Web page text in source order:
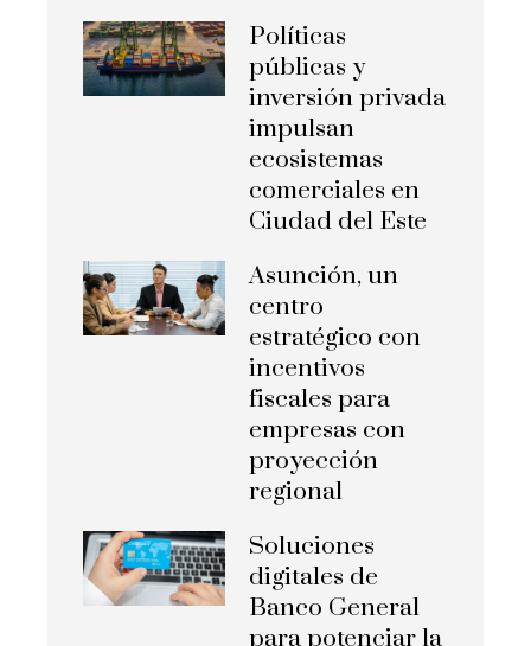
Políticas
públicas y
inversión privada
impulsan
ecosistemas
comerciales en
Ciudad del Este
Asunción, un
centro
estratégico con
incentivos
fiscales para
empresas con
proyección
regional
Soluciones
digitales de
Banco General
para potenciar la